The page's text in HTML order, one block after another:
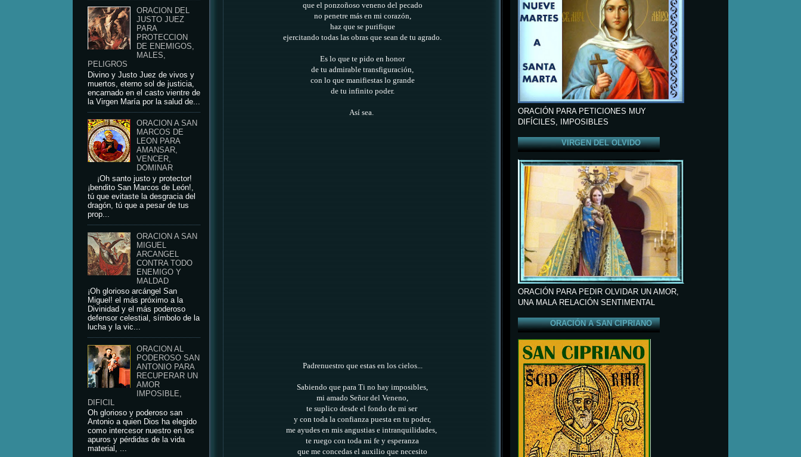
ORACION DEL
JUSTO JUEZ
PARA
PROTECCION
DE ENEMIGOS,
MALES,
PELIGROS
Divino y Justo Juez de vivos y
muertos, eterno sol de justicia,
encarnado en el casto vientre de
la Virgen María por la salud de...
ORACION A SAN
MARCOS DE
LEON PARA
AMANSAR,
VENCER,
DOMINAR
¡Oh santo justo y protector!
¡bendito San Marcos de León!,
tú que evitaste la desgracia del
dragón, tú que a pesar de tus
prop...
ORACION A SAN
MIGUEL
ARCANGEL
CONTRA TODO
ENEMIGO Y
MALDAD
¡Oh glorioso arcángel San
Miguel! el más próximo a la
Divinidad y el más poderoso
defensor celestial, símbolo de la
lucha y la vic...
ORACION AL
PODEROSO SAN
ANTONIO PARA
RECUPERAR UN
AMOR
IMPOSIBLE,
DIFICIL
Oh glorioso y poderoso san
Antonio a quien Dios ha elegido
como intercesor nuestro en los
apuros y pérdidas de la vida
material, ...
que el ponzoñoso veneno del pecado
no penetre más en mi corazón,
haz que se purifique
ejercitando todas las obras que sean de tu agrado.
Es lo que te pido en honor
de tu admirable transfiguración,
con lo que manifiestas lo grande
de tu infinito poder.
Así sea.
Padrenuestro que estas en los cielos...
Sabiendo que para Ti no hay imposibles,
mi amado Señor del Veneno,
te suplico desde el fondo de mi ser
y con toda la confianza puesta en tu poder,
me ayudes en mis angustias e intranquilidades,
te ruego con toda mi fe y esperanza
que me concedas el auxilio que necesito
ORACIÓN PARA PETICIONES MUY
DIFÍCILES, IMPOSIBLES
VIRGEN DEL OLVIDO
ORACIÓN PARA PEDIR OLVIDAR UN AMOR,
UNA MALA RELACIÓN SENTIMENTAL
ORACIÓN A SAN CIPRIANO